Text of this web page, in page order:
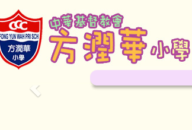
Previous